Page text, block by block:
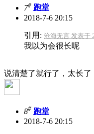
7# 跑堂
2018-7-6 20:15
引用: 沧海无言 发表于
我以为会很长呢
说清楚了就行了，太长了
8# 跑堂
2018-7-6 20:15